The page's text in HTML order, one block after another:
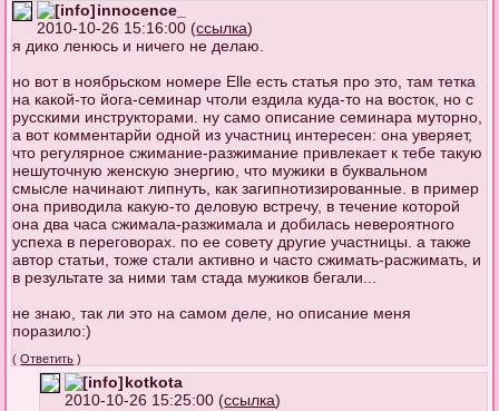
innocence_
2010-10-26 15:16:00 (ссылка)
я дико ленюсь и ничего не делаю.
но вот в ноябрьском номере Elle есть статья про это, там тетка
на какой-то йога-семинар чтоли ездила куда-то на восток, но с
русскими инструкторами. ну само описание семинара муторно,
а вот комментарйи одной из участниц интересен: она уверяет,
что регулярное сжимание-разжимание привлекает к тебе такую
нешуточную женскую энергию, что мужики в буквальном
смысле начинают липнуть, как загипнотизированные. в пример
она приводила какую-то деловую встречу, в течение которой
она два часа сжимала-разжимала и добилась невероятного
успеха в переговорах. по ее совету другие участницы. а также
автор статьи, тоже стали активно и часто сжимать-расжимать, и
в результате за ними там стада мужиков бегали...
не знаю, так ли это на самом деле, но описание меня
поразило:)
(Ответить )
kotkota
2010-10-26 15:25:00 (ссылка)